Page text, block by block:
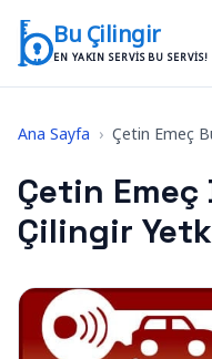
Bu Çilingir
EN YAKIN SERVIS BU SERVIS!
Ana Sayfa › Çetin Emeç
Çetin Emeç
Çilingir